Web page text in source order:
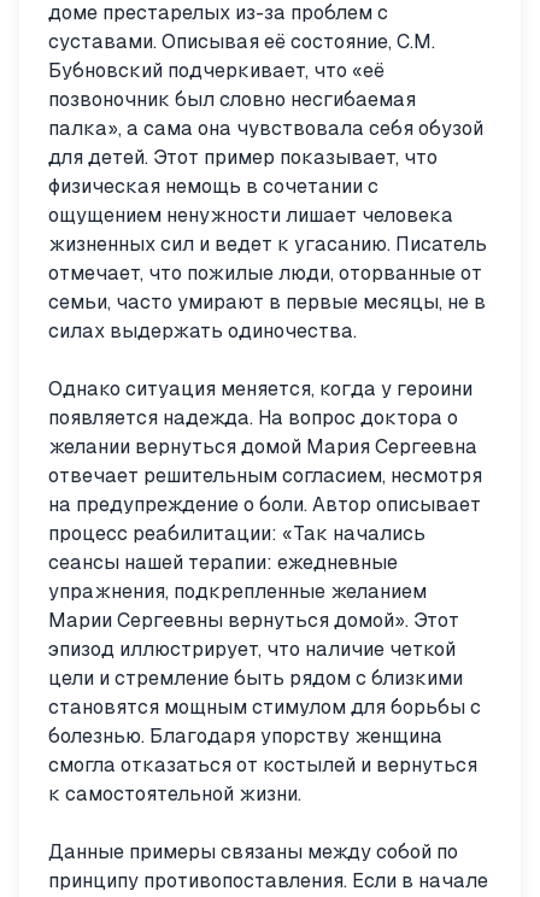
доме престарелых из-за проблем с
суставами. Описывая её состояние, С.М.
Бубновский подчеркивает, что «её
позвоночник был словно несгибаемая
палка», а сама она чувствовала себя обузой
для детей. Этот пример показывает, что
физическая немощь в сочетании с
ощущением ненужности лишает человека
жизненных сил и ведет к угасанию. Писатель
отмечает, что пожилые люди, оторванные от
семьи, часто умирают в первые месяцы, не в
силах выдержать одиночества.
Однако ситуация меняется, когда у героини
появляется надежда. На вопрос доктора о
желании вернуться домой Мария Сергеевна
отвечает решительным согласием, несмотря
на предупреждение о боли. Автор описывает
процесс реабилитации: «Так начались
сеансы нашей терапии: ежедневные
упражнения, подкрепленные желанием
Марии Сергеевны вернуться домой». Этот
эпизод иллюстрирует, что наличие четкой
цели и стремление быть рядом с близкими
становятся мощным стимулом для борьбы с
болезнью. Благодаря упорству женщина
смогла отказаться от костылей и вернуться
к самостоятельной жизни.
Данные примеры связаны между собой по
принципу противопоставления. Если в начале